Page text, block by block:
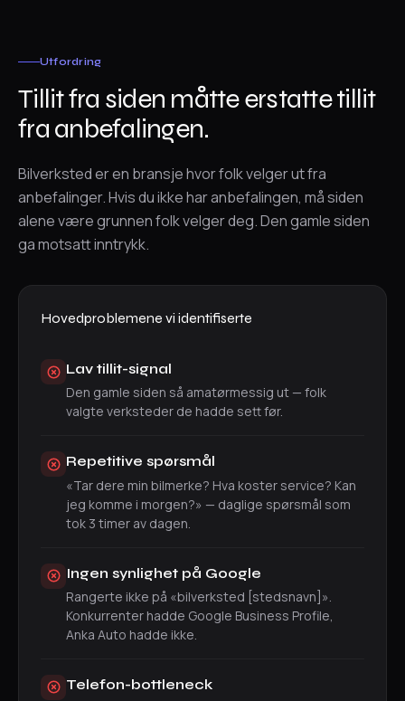
Utfordring
Tillit fra siden måtte erstatte tillit
fra anbefalingen.
Bilverksted er en bransje hvor folk velger ut fra
anbefalinger. Hvis du ikke har anbefalingen, må siden
alene være grunnen folk velger deg. Den gamle siden
ga motsatt inntrykk.
Hovedproblemene vi identifiserte
Lav tillit-signal
Den gamle siden så amatørmessig ut — folk
valgte verksteder de hadde sett før.
Repetitive spørsmål
«Tar dere min bilmerke? Hva koster service? Kan
jeg komme i morgen?» — daglige spørsmål som
tok 3 timer av dagen.
Ingen synlighet på Google
Rangerte ikke på «bilverksted [stedsnavn]».
Konkurrenter hadde Google Business Profile,
Anka Auto hadde ikke.
Telefon-bottleneck